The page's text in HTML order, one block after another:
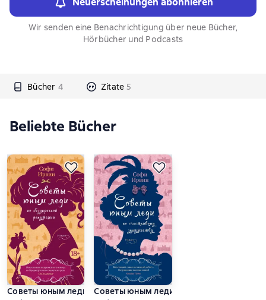
Wir senden eine Benachrichtigung über neue Bücher,
Hörbücher und Podcasts
Bücher 4 Zitate 5
Beliebte Bücher
Советы юным леди по безупречной репутации
Советы юным леди по счастливому